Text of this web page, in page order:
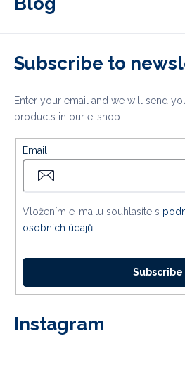
Subscribe to
Enter your email and we will send
products in our e-shop.
Email
Vložením e-mailu souhlasíte s
osobních údajů
Subscribe
Instagram